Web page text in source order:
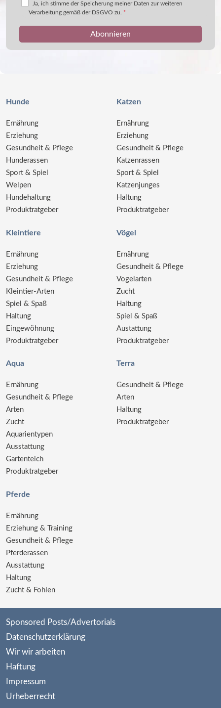
Ja, ich stimme der Speicherung meiner Daten zur weiteren
Verarbeitung gemäß der DSGVO zu. *
Hunde
Ernährung
Erziehung
Gesundheit & Pflege
Hunderassen
Sport & Spiel
Welpen
Hundehaltung
Produktratgeber
Katzen
Ernährung
Erziehung
Gesundheit & Pflege
Katzenrassen
Sport & Spiel
Katzenjunges
Haltung
Produktratgeber
Kleintiere
Ernährung
Erziehung
Gesundheit & Pflege
Kleintier-Arten
Spiel & Spaß
Haltung
Eingewöhnung
Produktratgeber
Vögel
Ernährung
Gesundheit & Pflege
Vogelarten
Zucht
Haltung
Spiel & Spaß
Austattung
Produktratgeber
Aqua
Ernährung
Gesundheit & Pflege
Arten
Zucht
Aquarientypen
Ausstattung
Gartenteich
Produktratgeber
Terra
Gesundheit & Pflege
Arten
Haltung
Produktratgeber
Pferde
Ernährung
Erziehung & Training
Gesundheit & Pflege
Pferderassen
Ausstattung
Haltung
Zucht & Fohlen
Sponsored Posts/Advertorials
Datenschutzerklärung
Wir wir arbeiten
Haftung
Impressum
Urheberrecht